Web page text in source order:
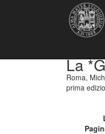
La
Roma,
prima